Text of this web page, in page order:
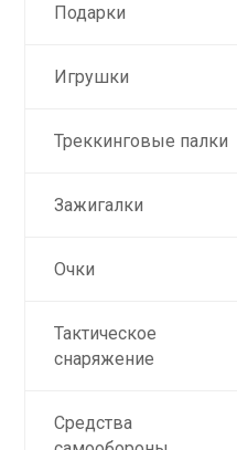
Подарки
Игрушки
Треккинговые палки
Зажигалки
Очки
Тактическое
снаряжение
Средства